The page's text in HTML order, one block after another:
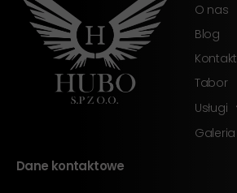
O nas
Blog
Kontakt
Tabor
Usługi
Galeria
Dane kontaktowe